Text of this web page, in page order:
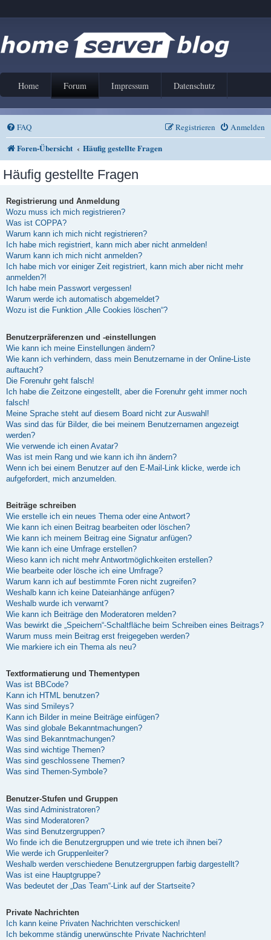
Home Forum Impressum Datenschutz
FAQ Anmelden
Registrieren
Foren-Übersicht Häufig gestellte Fragen
Häufig gestellte Fragen
Registrierung und Anmeldung
Wozu muss ich mich registrieren?
Was ist COPPA?
Warum kann ich mich nicht registrieren?
Ich habe mich registriert, kann mich aber nicht anmelden!
Warum kann ich mich nicht anmelden?
Ich habe mich vor einiger Zeit registriert, kann mich aber nicht mehr
anmelden?!
Ich habe mein Passwort vergessen!
Warum werde ich automatisch abgemeldet?
Wozu ist die Funktion „Alle Cookies löschen“?
Benutzerpräferenzen und -einstellungen
Wie kann ich meine Einstellungen ändern?
Wie kann ich verhindern, dass mein Benutzername in der Online-Liste
auftaucht?
Die Forenuhr geht falsch!
Ich habe die Zeitzone eingestellt, aber die Forenuhr geht immer noch
falsch!
Meine Sprache steht auf diesem Board nicht zur Auswahl!
Was sind das für Bilder, die bei meinem Benutzernamen angezeigt
werden?
Wie verwende ich einen Avatar?
Was ist mein Rang und wie kann ich ihn ändern?
Wenn ich bei einem Benutzer auf den E-Mail-Link klicke, werde ich
aufgefordert, mich anzumelden.
Beiträge schreiben
Wie erstelle ich ein neues Thema oder eine Antwort?
Wie kann ich einen Beitrag bearbeiten oder löschen?
Wie kann ich meinem Beitrag eine Signatur anfügen?
Wie kann ich eine Umfrage erstellen?
Wieso kann ich nicht mehr Antwortmöglichkeiten erstellen?
Wie bearbeite oder lösche ich eine Umfrage?
Warum kann ich auf bestimmte Foren nicht zugreifen?
Weshalb kann ich keine Dateianhänge anfügen?
Weshalb wurde ich verwarnt?
Wie kann ich Beiträge den Moderatoren melden?
Was bewirkt die „Speichern“-Schaltfläche beim Schreiben eines Beitrags?
Warum muss mein Beitrag erst freigegeben werden?
Wie markiere ich ein Thema als neu?
Textformatierung und Thementypen
Was ist BBCode?
Kann ich HTML benutzen?
Was sind Smileys?
Kann ich Bilder in meine Beiträge einfügen?
Was sind globale Bekanntmachungen?
Was sind Bekanntmachungen?
Was sind wichtige Themen?
Was sind geschlossene Themen?
Was sind Themen-Symbole?
Benutzer-Stufen und Gruppen
Was sind Administratoren?
Was sind Moderatoren?
Was sind Benutzergruppen?
Wo finde ich die Benutzergruppen und wie trete ich ihnen bei?
Wie werde ich Gruppenleiter?
Weshalb werden verschiedene Benutzergruppen farbig dargestellt?
Was ist eine Hauptgruppe?
Was bedeutet der „Das Team“-Link auf der Startseite?
Private Nachrichten
Ich kann keine Privaten Nachrichten verschicken!
Ich bekomme ständig unerwünschte Private Nachrichten!